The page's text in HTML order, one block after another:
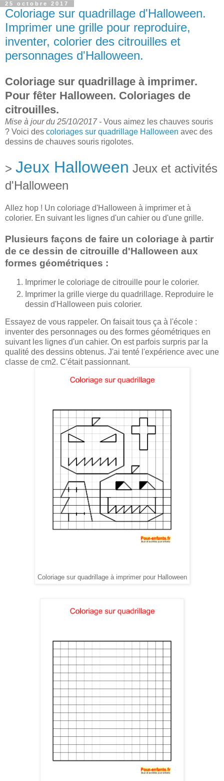
25 octobre 2017
Coloriage sur quadrillage d'Halloween.
Imprimer une grille pour reproduire,
inventer, colorier des citrouilles et
personnages d'Halloween.
Coloriage sur quadrillage à imprimer.
Pour fêter Halloween. Coloriages de
citrouilles.
Mise à jour du 25/10/2017 - Vous aimez les chauves souris
? Voici des coloriages sur quadrillage Halloween avec des
dessins de chauves souris rigolotes.
> Jeux Halloween Jeux et activités
d'Halloween
Allez hop ! Un coloriage d'Halloween à imprimer et à
colorier. En suivant les lignes d'un cahier ou d'une grille.
Plusieurs façons de faire un coloriage à partir
de ce dessin de citrouille d'Halloween aux
formes géométriques :
Imprimer le coloriage de citrouille pour le colorier.
Imprimer la grille vierge du quadrillage. Reproduire le
dessin d'Halloween puis colorier.
Essayez de vous rappeler. On faisait tous ça à l'école :
inventer des personnages ou des formes géométriques en
suivant les lignes d'un cahier. On est parfois surpris par la
qualité des dessins obtenus. J'ai tenté l'expérience avec une
classe de cm2. C'était passionnant.
Coloriage sur quadrillage à imprimer pour Halloween